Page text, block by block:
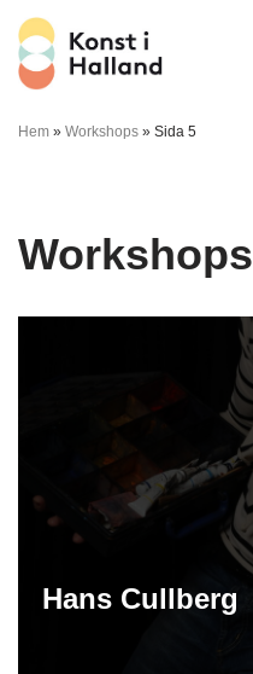
Hoppa
till
innehåll
Hem » Workshops » Sida 5
Workshops
Hans Cullberg